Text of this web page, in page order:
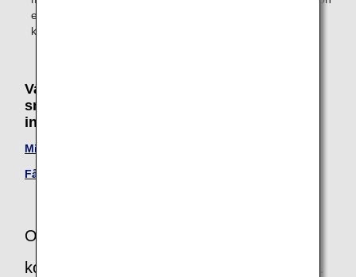
epidemiskt
keratokonjunktivit osv.
Vanliga frågor från kunder om risken för att
smittas av smittsamma sjukdomar och
influensa
Mitt barn har en smittsam sjukdom. Får vi flyga?
Får patienter med influensa eller covid-19 flyga?
Om du har frågor eller funderingar kan du
kontakta ANA:s disk för funktionsnedsatta.